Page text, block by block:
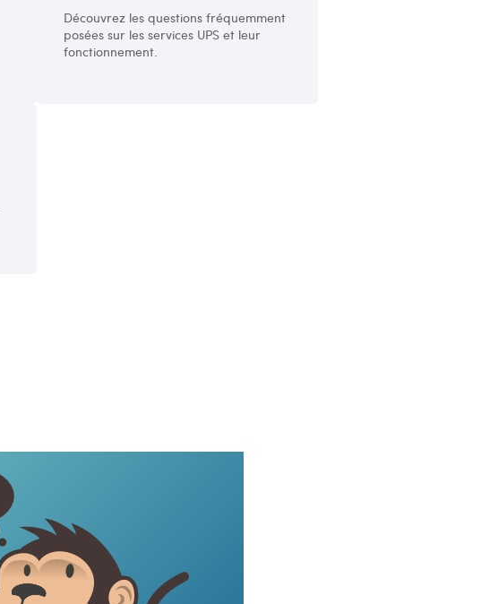
Découvrez les questions fréquemment
posées sur les services UPS et leur
fonctionnement.